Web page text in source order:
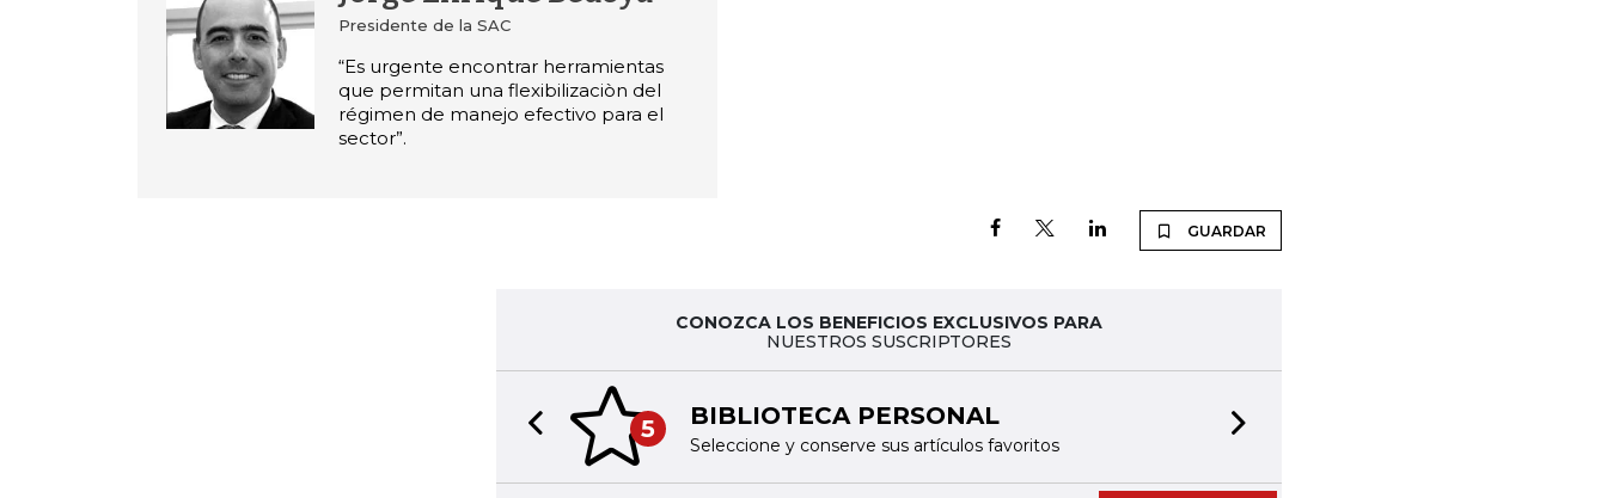
Presidente de la SAC
“Es urgente encontrar herramientas
que permitan una flexibilizaciòn del
régimen de manejo efectivo para el
sector”.
GUARDAR
CONOZCA LOS BENEFICIOS EXCLUSIVOS PARA
NUESTROS SUSCRIPTORES
5 BIBLIOTECA PERSONAL
Seleccione y conserve sus artículos favoritos
Previous slide